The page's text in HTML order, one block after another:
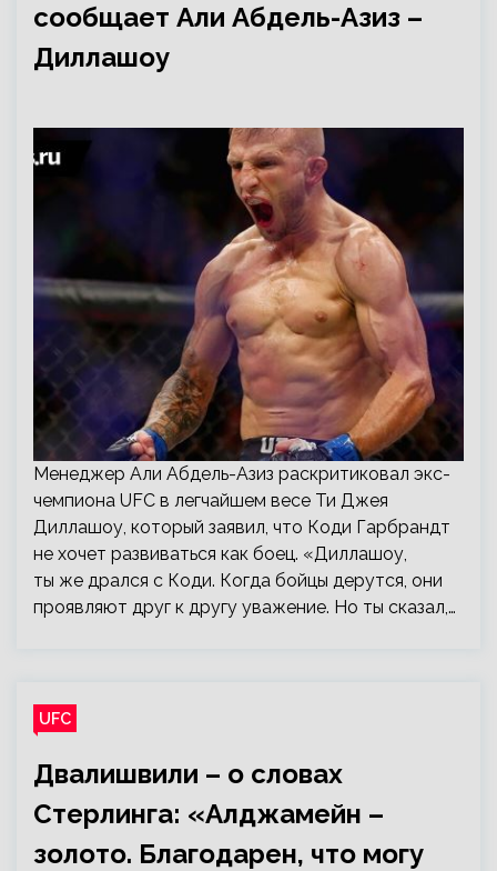
сообщает Али Абдель-Азиз –
Диллашоу
Менеджер Али Абдель-Азиз раскритиковал экс-
чемпиона UFC в легчайшем весе Ти Джея
Диллашоу, который заявил, что Коди Гарбрандт
не хочет развиваться как боец. «Диллашоу,
ты же дрался с Коди. Когда бойцы дерутся, они
проявляют друг к другу уважение. Но ты сказал,…
UFC
Двалишвили – о словах
Стерлинга: «Алджамейн –
золото. Благодарен, что могу